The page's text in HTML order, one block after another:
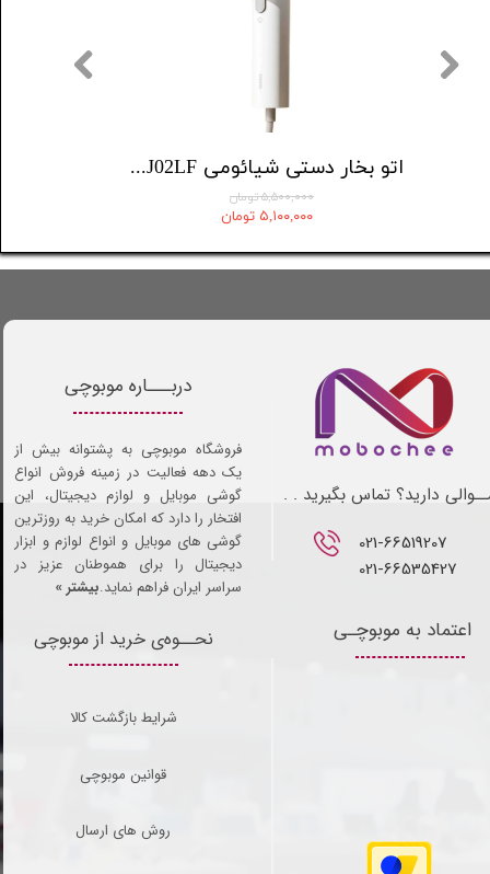
اتو بخار دستی شیائومی Mijia Steamer MJGTJ02LF
۵,۵۰۰,۰۰۰ تومان
۵,۱۰۰,۰۰۰ تومان
021-66519207​​​​​​​
021-66535427
دارید؟ تماس بگیرید . .
نحــوه‌ی خرید از موبوچی
شرایط بازگشت کالا
قوانین موبوچی
روش های ارسال
اعتماد به موبوچـی
دربـــاره موبوچی
فروشگاه موبوچی به پشتوانه بیش از
یک دهه فعالیت در زمینه فروش انواع
گوشی موبایل و لوازم دیجیتال، این
افتخار را دارد که امکان خرید به روزترین
گوشی های موبایل و انواع لوازم و ابزار
دیجیتال را برای هموطنان عزیز در
سراسر ایران فراهم نماید.بیشتر »